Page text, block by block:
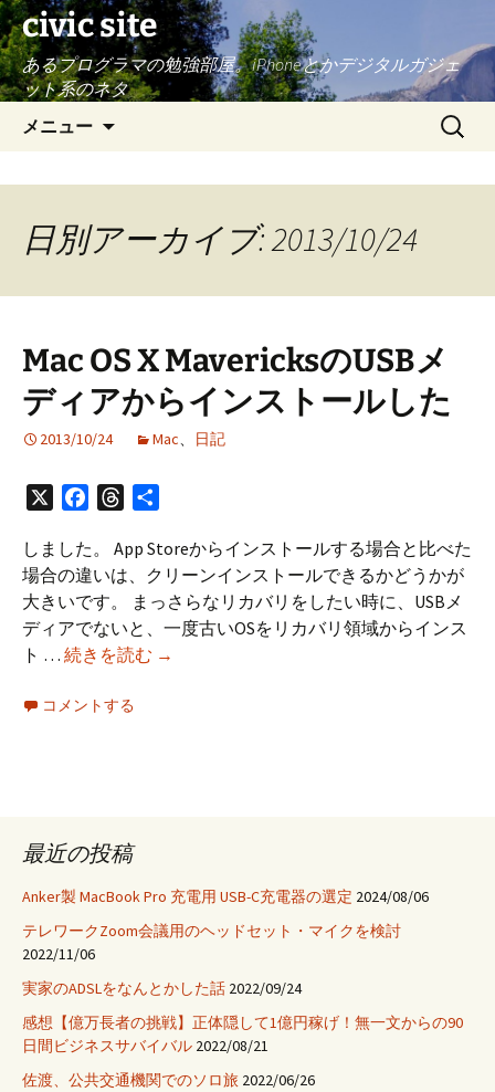
civic site
あるプログラマの勉強部屋。iPhoneとかデジタルガジェ
ット系のネタ
メニュー
へ
キ
プ
検
索:
日別アーカイブ: 2013/10/24
Mac OS X MavericksのUSBメ
ディアからインストールした
2013/10/24 Mac、 日記
FacebookThreads
しました。 App Storeからインストールする場合と比べた
場合の違いは、クリーンインストールできるかどうかが
大きいです。 まっさらなリカバリをしたい時に、USBメ
ディアでないと、一度古いOSをリカバリ領域からインス
ト … 続きを読む Mac
ア
か
ら
ン
ス
ト
ー
→
コメントする
最近の投稿
Anker製 MacBook Pro 充電用 USB-C充電器の選定 2024/08/06
テレワークZoom会議用のヘッドセット・マイクを検討
2022/11/06
実家のADSLをなんとかした話 2022/09/24
感想【億万長者の挑戦】正体隠して1億円稼げ！無一文からの90
日間ビジネスサバイバル 2022/08/21
佐渡、公共交通機関でのソロ旅 2022/06/26